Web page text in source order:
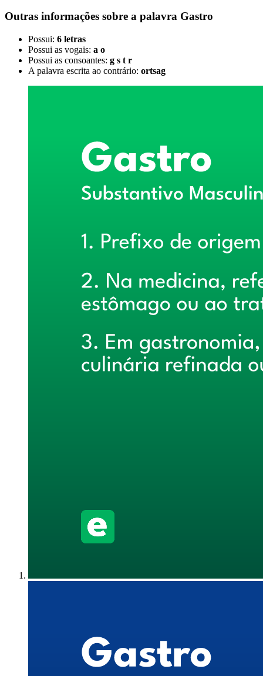
Outras informações sobre a palavra Gastro
Possui: 6 letras
Possui as vogais: a o
Possui as consoantes: g s t r
A palavra escrita ao contrário: ortsag